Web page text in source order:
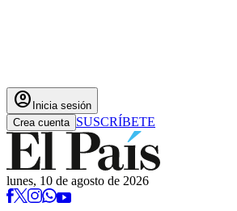
account_circle Inicia sesión
Crea cuenta SUSCRÍBETE
lunes, 10 de agosto de 2026